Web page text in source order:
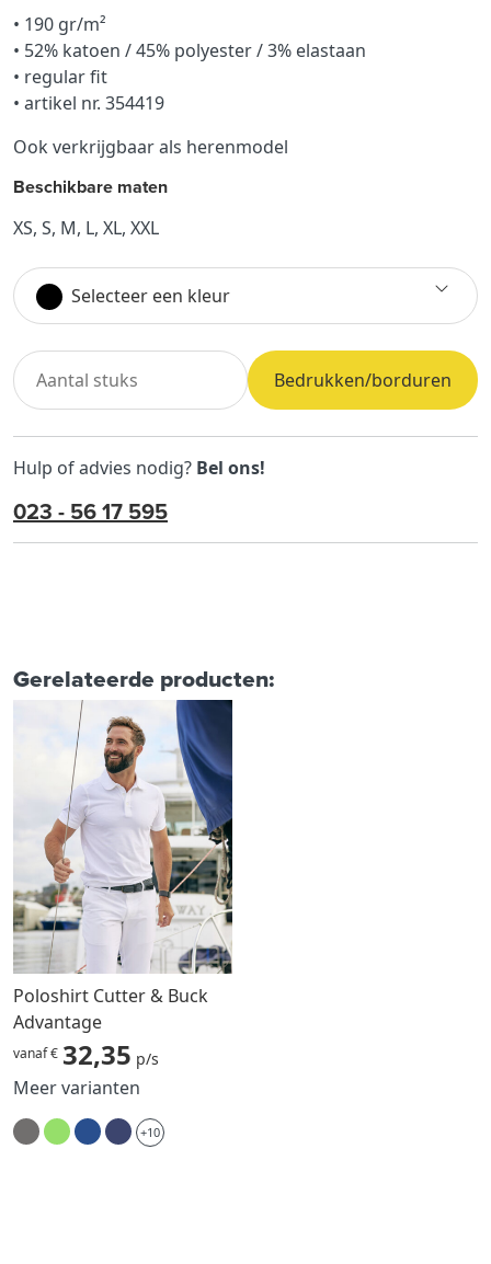
• 190 gr/m²
• 52% katoen / 45% polyester / 3% elastaan
• regular fit
• artikel nr. 354419
Ook verkrijgbaar als herenmodel
Beschikbare maten
XS, S, M, L, XL, XXL
Selecteer een kleur
Bedrukken/borduren
Hulp of advies nodig? Bel ons!
023 - 56 17 595
Gerelateerde producten:
Poloshirt Cutter & Buck
Advantage
vanaf € 32,35 p/s
Meer varianten
+10